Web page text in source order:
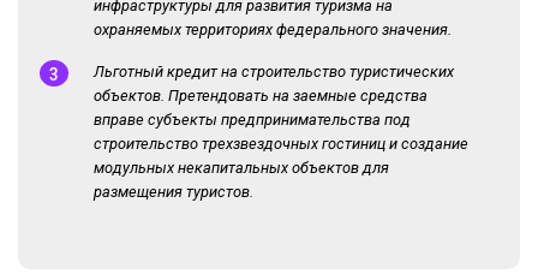
инфраструктуры для развития туризма на
охраняемых территориях федерального значения.
Льготный кредит на строительство туристических
объектов. Претендовать на заемные средства
вправе субъекты предпринимательства под
строительство трехзвездочных гостиниц и создание
модульных некапитальных объектов для
размещения туристов.